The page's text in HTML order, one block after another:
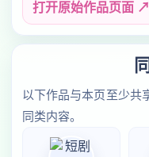
打开原始作品页面 ↗
以下作品与本页至少共
同类内容。